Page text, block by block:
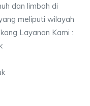
dan limbah di
meliputi wilayah
Layanan Kami :